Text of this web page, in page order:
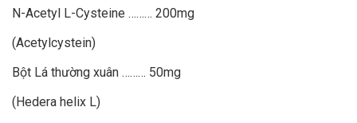
N-Acetyl L-Cysteine ……… 200mg
(Acetylcystein)
Bột Lá thường xuân ……… 50mg
(Hedera helix L)